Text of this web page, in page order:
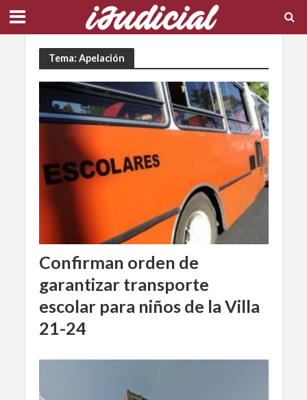
Tema: Apelación
Confirman orden de
garantizar transporte
escolar para niños de la Villa
21-24